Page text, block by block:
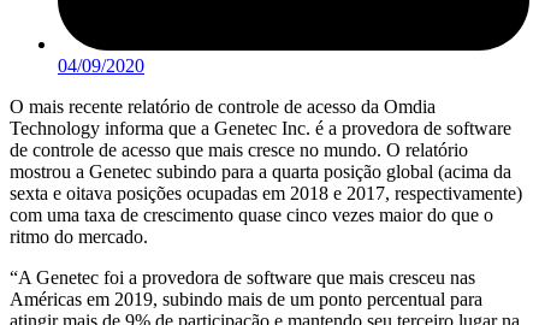
04/09/2020
O mais recente relatório de controle de acesso da Omdia
Technology informa que a Genetec Inc. é a provedora de software
de controle de acesso que mais cresce no mundo. O relatório
mostrou a Genetec subindo para a quarta posição global (acima da
sexta e oitava posições ocupadas em 2018 e 2017, respectivamente)
com uma taxa de crescimento quase cinco vezes maior do que o
ritmo do mercado.
“A Genetec foi a provedora de software que mais cresceu nas
Américas em 2019, subindo mais de um ponto percentual para
atingir mais de 9% de participação e mantendo seu terceiro lugar na